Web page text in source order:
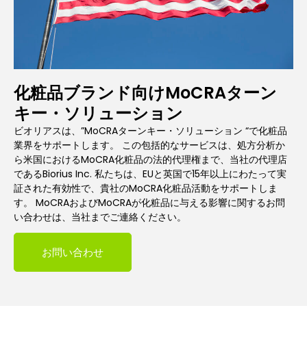
化粧品ブランド向けMoCRAターン
キー・ソリューション
ビオリアスは、”MoCRAターンキー・ソリューション “で化粧品
業界をサポートします。 この包括的なサービスは、処方分析か
ら米国におけるMoCRA化粧品の法的代理権まで、当社の代理店
であるBiorius Inc. 私たちは、EUと英国で15年以上にわたって実
証された有効性で、貴社のMoCRA化粧品活動をサポートしま
す。 MoCRAおよびMoCRAが化粧品に与える影響に関するお問
い合わせは、当社までご連絡ください。
お問い合わせ